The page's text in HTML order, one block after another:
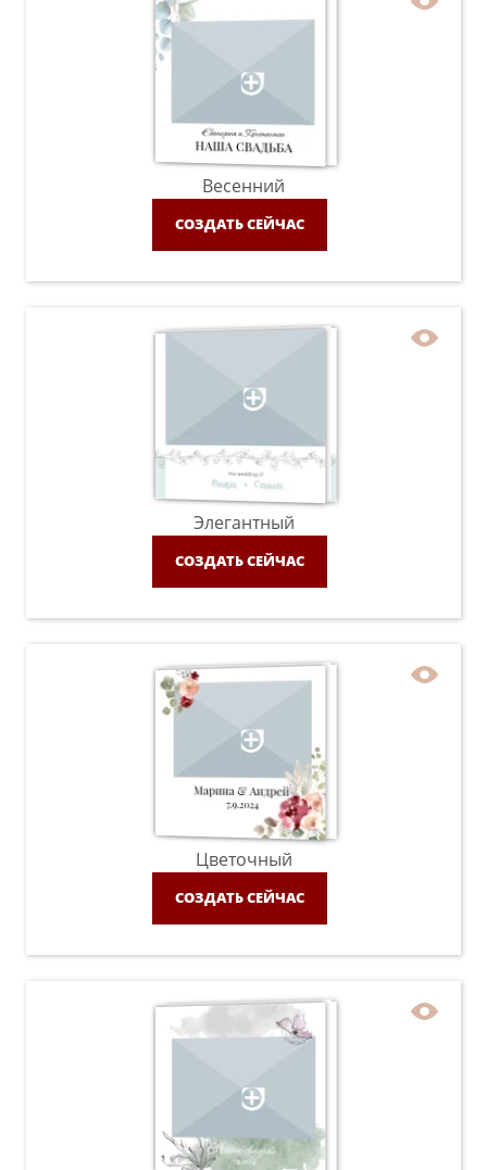
Весенний
СОЗДАТЬ СЕЙЧАС
Элегантный
СОЗДАТЬ СЕЙЧАС
Цветочный
СОЗДАТЬ СЕЙЧАС